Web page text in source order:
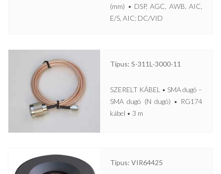
(mm) • DSP, AGC, AWB, AIC,
E/S, AIC: DC/VID
Típus: S-311L-3000-11
SZERELT KÁBEL • SMA dugó –
SMA dugó (N dugó) • RG174
kábel • 3 m
Típus: VIR64425